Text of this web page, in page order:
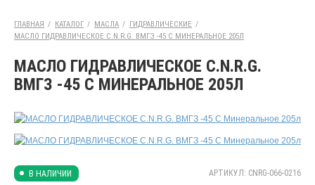
ЮРИДИЧЕСКИМ ЛИЦАМ
КОНТАКТЫ
АКЦИИ
ГЛАВНАЯ / КАТАЛОГ / МАСЛА / ГИДРАВЛИЧЕСКИЕ /
МАСЛО ГИДРАВЛИЧЕСКОЕ C.N.R.G. ВМГЗ -45 С МИНЕРАЛЬНОЕ 205Л
МАСЛО ГИДРАВЛИЧЕСКОЕ C.N.R.G.
ВМГЗ -45 С МИНЕРАЛЬНОЕ 205Л
В НАЛИЧИИ АРТИКУЛ: CNRG-066-0216